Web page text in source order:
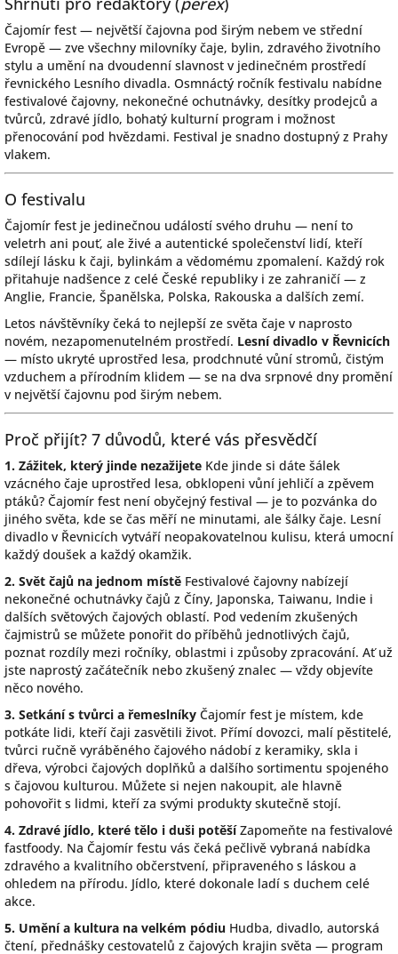
Čajomír fest — největší čajovna pod širým nebem ve střední
Evropě — zve všechny milovníky čaje, bylin, zdravého životního
stylu a umění na dvoudenní slavnost v jedinečném prostředí
řevnického Lesního divadla. Osmnáctý ročník festivalu nabídne
festivalové čajovny, nekonečné ochutnávky, desítky prodejců a
tvůrců, zdravé jídlo, bohatý kulturní program i možnost
přenocování pod hvězdami. Festival je snadno dostupný z Prahy
vlakem.
O festivalu
Čajomír fest je jedinečnou událostí svého druhu — není to
veletrh ani pouť, ale živé a autentické společenství lidí, kteří
sdílejí lásku k čaji, bylinkám a vědomému zpomalení. Každý rok
přitahuje nadšence z celé České republiky i ze zahraničí — z
Anglie, Francie, Španělska, Polska, Rakouska a dalších zemí.
Letos návštěvníky čeká to nejlepší ze světa čaje v naprosto
novém, nezapomenutelném prostředí. Lesní divadlo v Řevnicích
— místo ukryté uprostřed lesa, prodchnuté vůní stromů, čistým
vzduchem a přírodním klidem — se na dva srpnové dny promění
v největší čajovnu pod širým nebem.
Proč přijít? 7 důvodů, které vás přesvědčí
1. Zážitek, který jinde nezažijete Kde jinde si dáte šálek
vzácného čaje uprostřed lesa, obklopeni vůní jehličí a zpěvem
ptáků? Čajomír fest není obyčejný festival — je to pozvánka do
jiného světa, kde se čas měří ne minutami, ale šálky čaje. Lesní
divadlo v Řevnicích vytváří neopakovatelnou kulisu, která umocní
každý doušek a každý okamžik.
2. Svět čajů na jednom místě Festivalové čajovny nabízejí
nekonečné ochutnávky čajů z Číny, Japonska, Taiwanu, Indie i
dalších světových čajových oblastí. Pod vedením zkušených
čajmistrů se můžete ponořit do příběhů jednotlivých čajů,
poznat rozdíly mezi ročníky, oblastmi i způsoby zpracování. Ať už
jste naprostý začátečník nebo zkušený znalec — vždy objevíte
něco nového.
3. Setkání s tvůrci a řemeslníky Čajomír fest je místem, kde
potkáte lidi, kteří čaji zasvětili život. Přímí dovozci, malí pěstitelé,
tvůrci ručně vyráběného čajového nádobí z keramiky, skla i
dřeva, výrobci čajových doplňků a dalšího sortimentu spojeného
s čajovou kulturou. Můžete si nejen nakoupit, ale hlavně
pohovořit s lidmi, kteří za svými produkty skutečně stojí.
4. Zdravé jídlo, které tělo i duši potěšíZapomeňte na festivalové
fastfoody. Na Čajomír festu vás čeká pečlivě vybraná nabídka
zdravého a kvalitního občerstvení, připraveného s láskou a
ohledem na přírodu. Jídlo, které dokonale ladí s duchem celé
akce.
5. Umění a kultura na velkém pódiu Hudba, divadlo, autorská
čtení, přednášky cestovatelů z čajových krajin světa — program